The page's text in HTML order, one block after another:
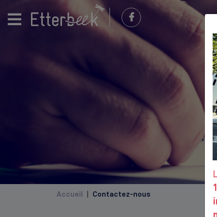
Accueil Contactez-nous